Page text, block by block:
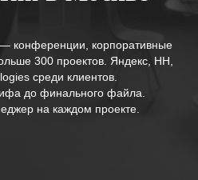
конференции, корпоративные
300 проектов. Яндекс, HH,
среди клиентов.
до финального файла.
на каждом проекте.